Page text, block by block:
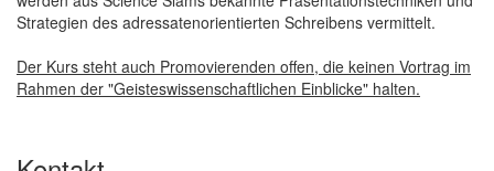
Strategien des adressatenorientierten Schreibens vermittelt.
Der Kurs steht auch Promovierenden offen, die keinen Vortrag im
Rahmen der "Geisteswissenschaftlichen Einblicke" halten.